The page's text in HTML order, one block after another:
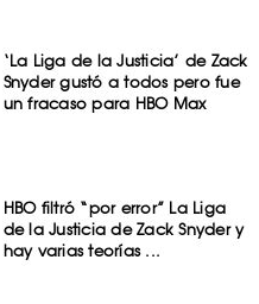
‘La Liga de la Justicia’ de Zack
Snyder gustó a todos pero fue
un fracaso para HBO Max
HBO filtró “por error” La Liga
de la Justicia de Zack Snyder y
hay varias teorías ...